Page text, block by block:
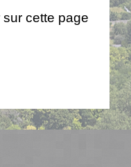
cette page